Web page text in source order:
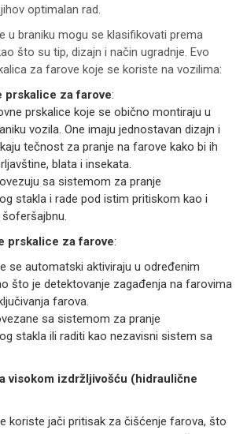
optimalan rad.
u braniku mogu se klasifikovati prema
što su tip, dizajn i način ugradnje. Evo
za farove koje se koriste na vozilima:
prskalice za farove:
prskalice koje se obično montiraju u
vozila. One imaju jednostavan dizajn i
tečnost za pranje na farove kako bi ih
blata i insekata.
sa sistemom za pranje
stakla i rade pod istim pritiskom kao i
prskalice za farove:
se automatski aktiviraju u određenim
što je detektovanje zagađenja na farovima
farova.
sa sistemom za pranje
stakla ili raditi kao nezavisni sistem sa
visokom izdržljivošću (hidraulične
koriste jači pritisak za čišćenje farova, što